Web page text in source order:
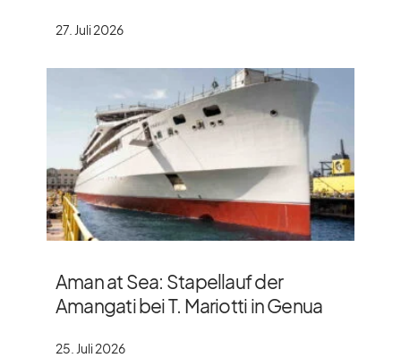
27. Juli 2026
Aman at Sea: Stapellauf der
Amangati bei T. Mariotti in Genua
25. Juli 2026